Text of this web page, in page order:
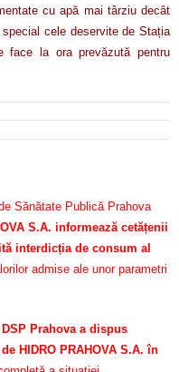
cu apă mai târziu decât
cele deservite de Stația
face la ora prevăzută pentru
Sănătate Publică Prahova
S.A. informează cetățenii
interdicția de consum al
admise ale unor parametri
DSP Prahova a dispus
HIDRO PRAHOVA S.A. în